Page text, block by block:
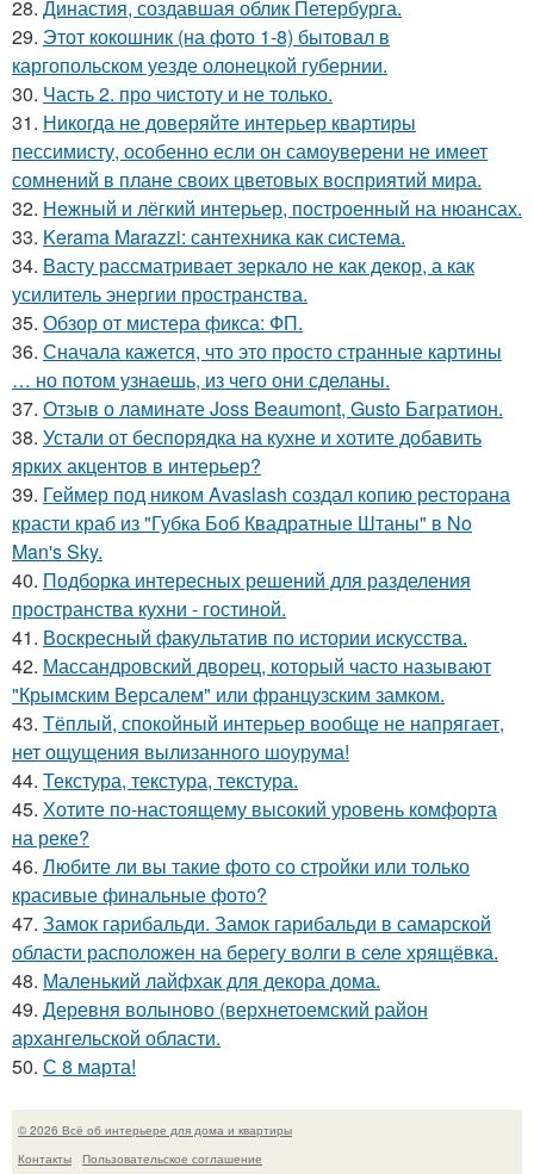
28. Династия, создавшая облик Петербурга.
29. Этот кокошник (на фото 1-8) бытовал в
каргопольском уезде олонецкой губернии.
30. Часть 2. про чистоту и не только.
31. Никогда не доверяйте интерьер квартиры
пессимисту, особенно если он самоуверени не имеет
сомнений в плане своих цветовых восприятий мира.
32. Нежный и лёгкий интерьер, построенный на нюансах.
33. Kerama Marazzi: сантехника как система.
34. Васту рассматривает зеркало не как декор, а как
усилитель энергии пространства.
35. Обзор от мистера фикса: ФП.
36. Сначала кажется, что это просто странные картины
… но потом узнаешь, из чего они сделаны.
37. Отзыв о ламинате Joss Beaumont, Gusto Багратион.
38. Устали от беспорядка на кухне и хотите добавить
ярких акцентов в интерьер?
39. Геймер под ником Avaslash создал копию ресторана
красти краб из "Губка Боб Квадратные Штаны" в No
Man's Sky.
40. Подборка интересных решений для разделения
пространства кухни - гостиной.
41. Воскресный факультатив по истории искусства.
42. Массандровский дворец, который часто называют
"Крымским Версалем" или французским замком.
43. Тёплый, спокойный интерьер вообще не напрягает,
нет ощущения вылизанного шоурума!
44. Текстура, текстура, текстура.
45. Хотите по-настоящему высокий уровень комфорта
на реке?
46. Любите ли вы такие фото со стройки или только
красивые финальные фото?
47. Замок гарибальди. Замок гарибальди в самарской
области расположен на берегу волги в селе хрящёвка.
48. Маленький лайфхак для декора дома.
49. Деревня волыново (верхнетоемский район
архангельской области.
50. С 8 марта!
© 2026 Всё об интерьере для дома и квартиры
Контакты
Пользовательское соглашение